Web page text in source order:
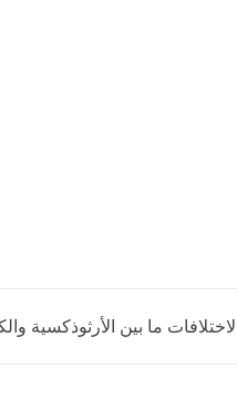
ما بين الأرثوذكسية والكاثوليكية؟ 2-